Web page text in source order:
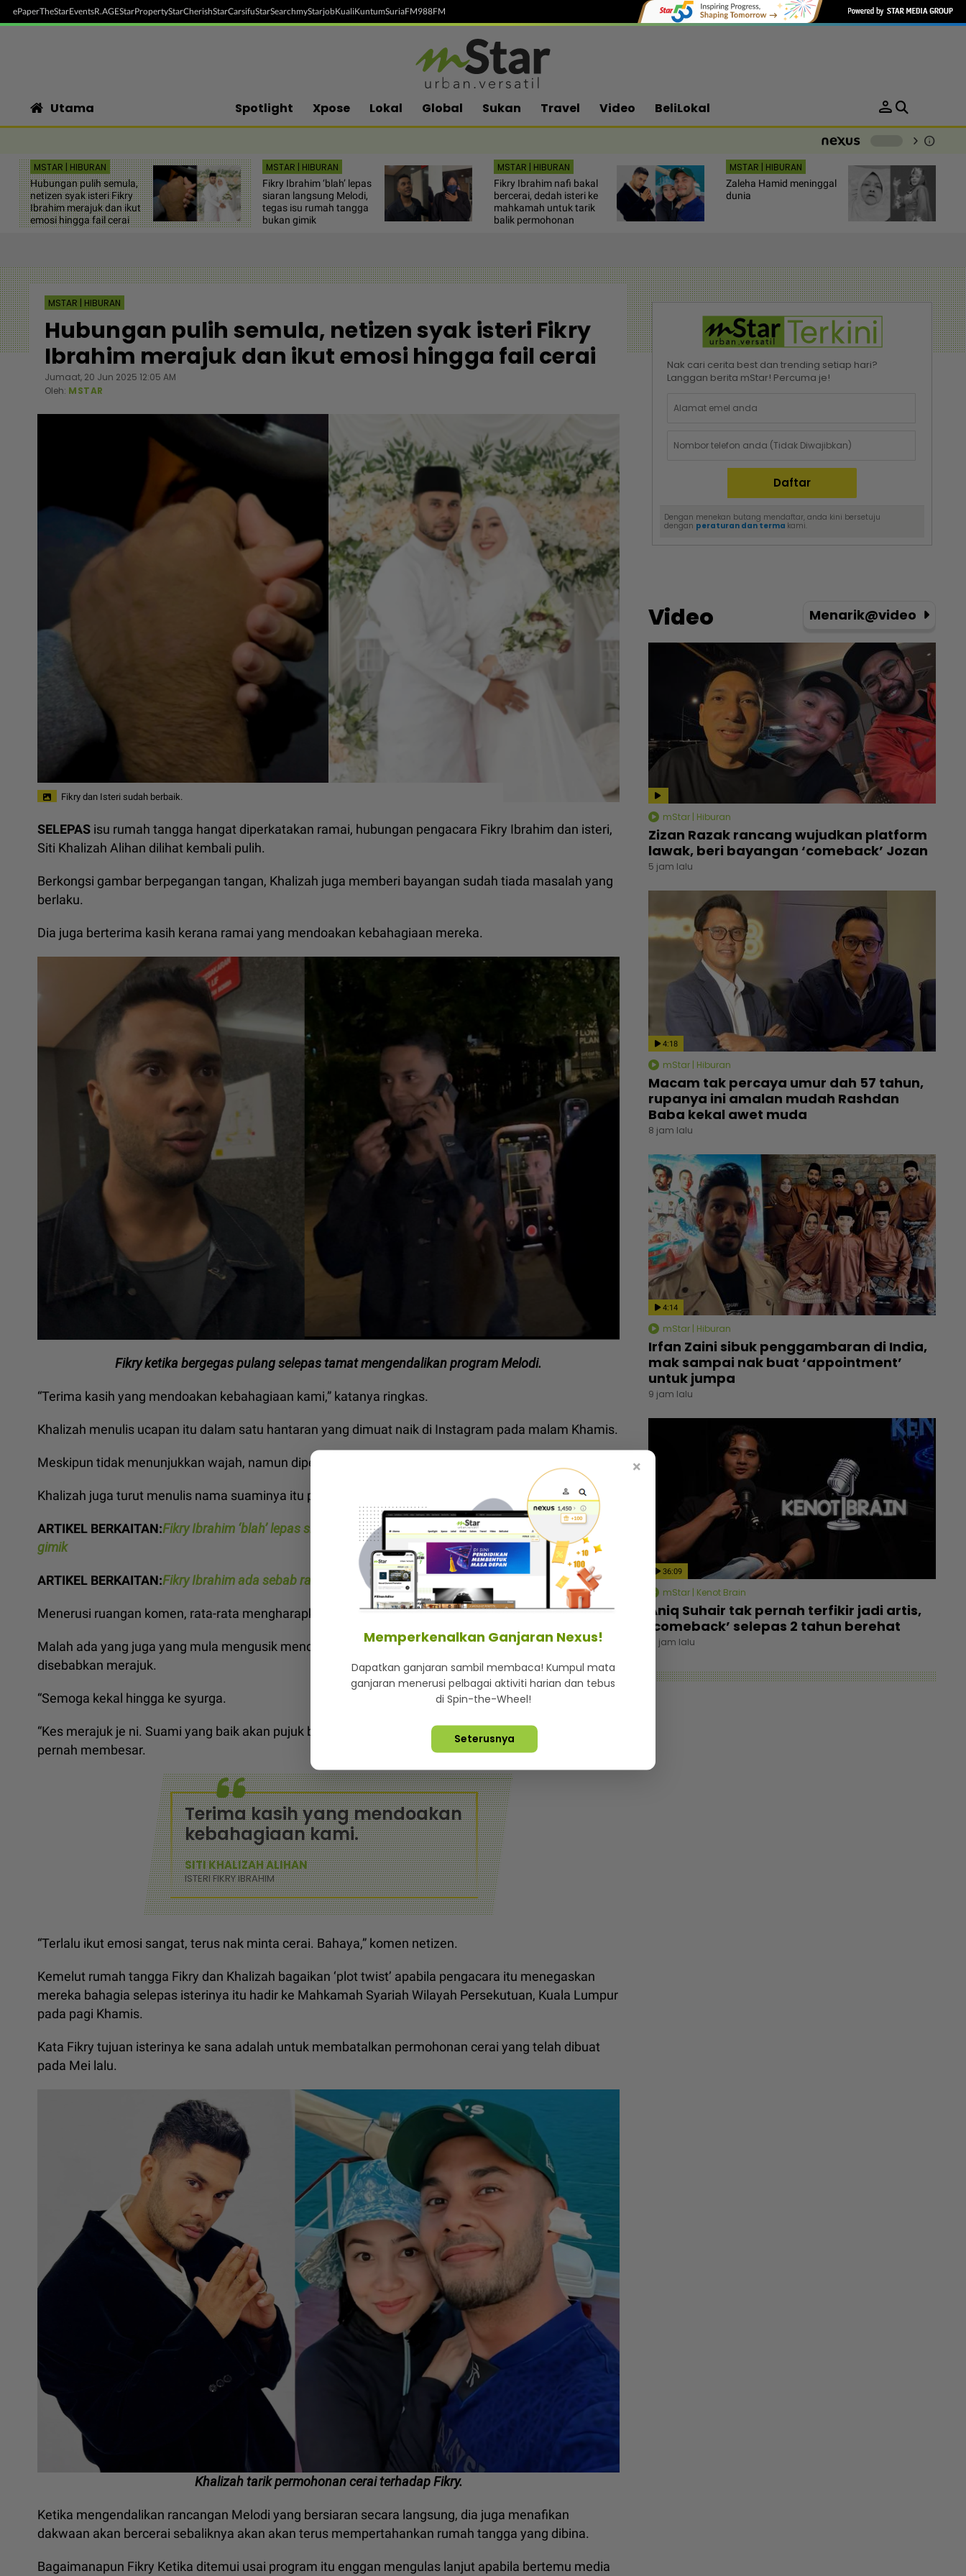
ePaperTheStarEventsR.AGEStarPropertyStarCherishStarCarsifuStarSearchmyStarjobKualiKuntumSuriaFM988FM
Utama Spotlight Xpose Lokal Global Sukan Travel Video BeliLokal person
chevron_right info
MSTAR | HIBURAN
Hubungan pulih semula,
netizen syak isteri Fikry
Ibrahim merajuk dan ikut
emosi hingga fail cerai
MSTAR | HIBURAN
Fikry Ibrahim ‘blah’ lepas
siaran langsung Melodi,
tegas isu rumah tangga
bukan gimik
MSTAR | HIBURAN
Fikry Ibrahim nafi bakal
bercerai, dedah isteri ke
mahkamah untuk tarik
balik permohonan
MSTAR | HIBURAN
Zaleha Hamid meninggal
dunia
MSTAR | HIBURAN
Hubungan pulih semula, netizen syak isteri Fikry
Ibrahim merajuk dan ikut emosi hingga fail cerai
Jumaat, 20 Jun 2025 12:05 AM
Oleh: MSTAR
Fikry dan Isteri sudah berbaik.
SELEPAS isu rumah tangga hangat diperkatakan ramai, hubungan pengacara Fikry Ibrahim dan isteri,
Siti Khalizah Alihan dilihat kembali pulih.
Berkongsi gambar berpegangan tangan, Khalizah juga memberi bayangan sudah tiada masalah yang
berlaku.
Dia juga berterima kasih kerana ramai yang mendoakan kebahagiaan mereka.
Fikry ketika bergegas pulang selepas tamat mengendalikan program Melodi.
“Terima kasih yang mendoakan kebahagiaan kami,” katanya ringkas.
Khalizah menulis ucapan itu dalam satu hantaran yang dimuat naik di Instagram pada malam Khamis.
Meskipun tidak menunjukkan wajah, namun dipercayai tangan yang dipegang erat itu adalah Fikry.
Khalizah juga turut menulis nama suaminya itu pada ruangan kapsyen.
ARTIKEL BERKAITAN:Fikry Ibrahim ‘blah’ lepas siaran langsung Melodi, tegas isu rumah tangga bukan
gimik
ARTIKEL BERKAITAN:Fikry Ibrahim ada sebab rahsia majlis nikah, jawab dakwaan kena paksa kahwin
Menerusi ruangan komen, rata-rata mengharapkan perkahwinan pasangan ini kekal bahagia.
Malah ada yang juga yang mula mengusik mendakwa punca Khalizah memfailkan cerai pada Mei lalu
disebabkan merajuk.
“Semoga kekal hingga ke syurga.
“Kes merajuk je ni. Suami yang baik akan pujuk balik. Biasalah wanita… kita semua bayi yang tak
pernah membesar.
Terima kasih yang mendoakan
kebahagiaan kami.
SITI KHALIZAH ALIHAN
ISTERI FIKRY IBRAHIM
“Terlalu ikut emosi sangat, terus nak minta cerai. Bahaya,” komen netizen.
Kemelut rumah tangga Fikry dan Khalizah bagaikan ‘plot twist’ apabila pengacara itu menegaskan
mereka bahagia selepas isterinya itu hadir ke Mahkamah Syariah Wilayah Persekutuan, Kuala Lumpur
pada pagi Khamis.
Kata Fikry tujuan isterinya ke sana adalah untuk membatalkan permohonan cerai yang telah dibuat
pada Mei lalu.
Khalizah tarik permohonan cerai terhadap Fikry.
Ketika mengendalikan rancangan Melodi yang bersiaran secara langsung, dia juga menafikan
dakwaan akan bercerai sebaliknya akan akan terus mempertahankan rumah tangga yang dibina.
Bagaimanapun Fikry Ketika ditemui usai program itu enggan mengulas lanjut apabila bertemu media
Nak cari cerita best dan trending setiap hari?
Langgan berita mStar! Percuma je!
Dengan menekan butang mendaftar, anda kini bersetuju
dengan peraturan dan terma kami.
Video Menarik@video
mStar | Hiburan
Zizan Razak rancang wujudkan platform
lawak, beri bayangan ‘comeback’ Jozan
5 jam lalu
4:18
mStar | Hiburan
Macam tak percaya umur dah 57 tahun,
rupanya ini amalan mudah Rashdan
Baba kekal awet muda
8 jam lalu
4:14
mStar | Hiburan
Irfan Zaini sibuk penggambaran di India,
mak sampai nak buat ‘appointment’
untuk jumpa
9 jam lalu
36:09
mStar | Kenot Brain
Aniq Suhair tak pernah terfikir jadi artis,
‘comeback’ selepas 2 tahun berehat
13 jam lalu
×
Memperkenalkan Ganjaran Nexus!
Dapatkan ganjaran sambil membaca! Kumpul mata
ganjaran menerusi pelbagai aktiviti harian dan tebus
di Spin-the-Wheel!
Seterusnya